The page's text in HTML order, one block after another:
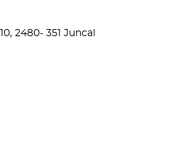
2480- 351 Juncal